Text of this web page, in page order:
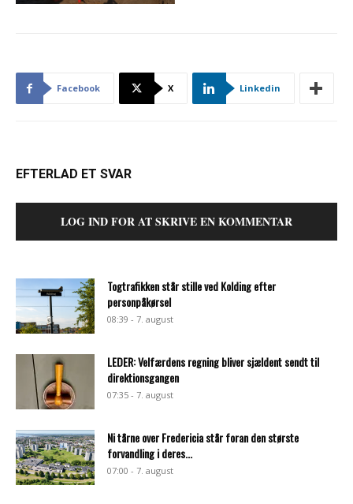
Facebook X Linkedin
EFTERLAD ET SVAR
LOG IND FOR AT SKRIVE EN KOMMENTAR
Togtrafikken står stille ved Kolding efter
personpåkørsel
08:39 - 7. august
LEDER: Velfærdens regning bliver sjældent sendt til
direktionsgangen
07:35 - 7. august
Ni tårne over Fredericia står foran den største
forvandling i deres...
07:00 - 7. august